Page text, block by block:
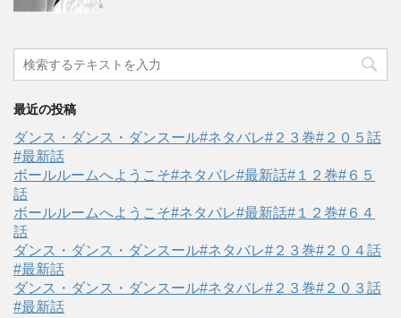
最近の投稿
ダンス・ダンス・ダンスール#ネタバレ#２３巻#２０５話
#最新話
ボールルームへようこそ#ネタバレ#最新話#１２巻#６５
話
ボールルームへようこそ#ネタバレ#最新話#１２巻#６４
話
ダンス・ダンス・ダンスール#ネタバレ#２３巻#２０４話
#最新話
ダンス・ダンス・ダンスール#ネタバレ#２３巻#２０３話
#最新話